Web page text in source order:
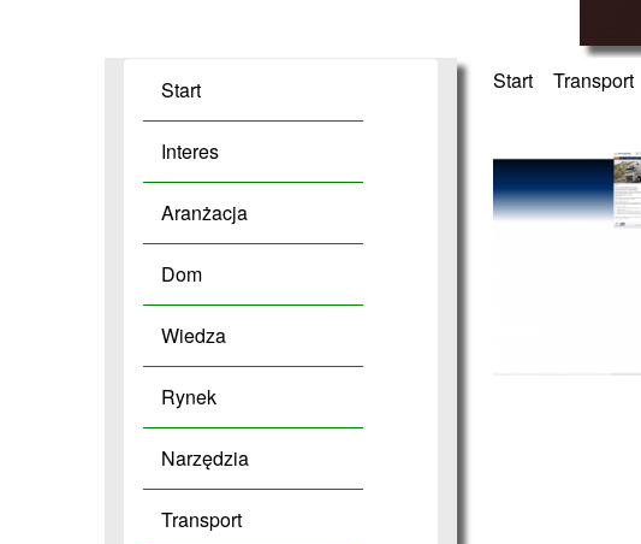
Start
Interes
Aranżacja
Dom
Wiedza
Rynek
Narzędzia
Transport
Start» Transport»